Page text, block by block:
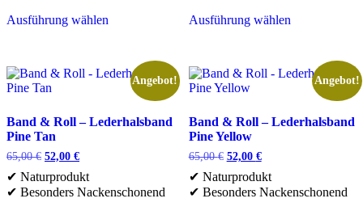
Ausführung wählen
mehrere
Varianten
Die
Optionen
können
auf
der
Produktseite
Ausführung wählen
mehrere
Varianten
Die
Optionen
können
auf
der
Produktseite
Angebot!
Band & Roll – Lederhalsband
Pine Tan
65,00€ Ursprünglicher
war:
65,00 €
52,00 €Aktueller
ist:
52,00 €.
✔ Naturprodukt
✔ Besonders Nackenschonend
Angebot!
Band & Roll – Lederhalsband
Pine Yellow
65,00€ Ursprünglicher
war:
65,00 €
52,00 €Aktueller
ist:
52,00 €.
✔ Naturprodukt
✔ Besonders Nackenschonend